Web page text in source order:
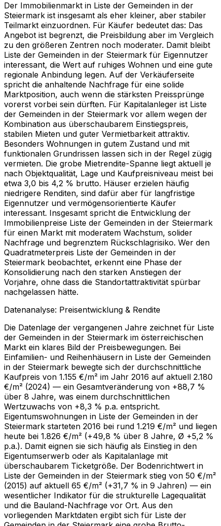
Der Immobilienmarkt in Liste der Gemeinden in der
Steiermark ist insgesamt als eher kleiner, aber stabiler
Teilmarkt einzuordnen. Für Käufer bedeutet das: Das
Angebot ist begrenzt, die Preisbildung aber im Vergleich
zu den größeren Zentren noch moderater. Damit bleibt
Liste der Gemeinden in der Steiermark für Eigennutzer
interessant, die Wert auf ruhiges Wohnen und eine gute
regionale Anbindung legen. Auf der Verkäuferseite
spricht die anhaltende Nachfrage für eine solide
Marktposition, auch wenn die stärksten Preissprünge
vorerst vorbei sein dürften. Für Kapitalanleger ist Liste
der Gemeinden in der Steiermark vor allem wegen der
Kombination aus überschaubarem Einstiegspreis,
stabilen Mieten und guter Vermietbarkeit attraktiv.
Besonders Wohnungen in gutem Zustand und mit
funktionalen Grundrissen lassen sich in der Regel zügig
vermieten. Die grobe Mietrendite-Spanne liegt aktuell je
nach Objektqualität, Lage und Kaufpreisniveau meist bei
etwa 3,0 bis 4,2 % brutto. Häuser erzielen häufig
niedrigere Renditen, sind dafür aber für langfristige
Eigennutzer und vermögensorientierte Käufer
interessant. Insgesamt spricht die Entwicklung der
Immobilienpreise Liste der Gemeinden in der Steiermark
für einen Markt mit moderatem Wachstum, solider
Nachfrage und begrenztem Rückschlagrisiko. Wer den
Quadratmeterpreis Liste der Gemeinden in der
Steiermark beobachtet, erkennt eine Phase der
Konsolidierung nach den starken Anstiegen der
Vorjahre, ohne dass die Standortattraktivität spürbar
nachgelassen hätte.
Datenanalyse: Preisentwicklung & Rendite
Die Datenlage der vergangenen Jahre zeichnet für Liste
der Gemeinden in der Steiermark im österreichischen
Markt ein klares Bild der Preisbewegungen. Bei
Einfamilien- und Reihenhäusern in Liste der Gemeinden
in der Steiermark bewegte sich der durchschnittliche
Kaufpreis von 1.155 €/m² im Jahr 2016 auf aktuell 2.180
€/m² (2024) — ein Gesamtveränderung von +88,7 %
über 8 Jahre, was einem durchschnittlichen
Wertzuwachs von +8,3 % p.a. entspricht.
Eigentumswohnungen in Liste der Gemeinden in der
Steiermark starteten 2016 bei rund 1.219 €/m² und liegen
heute bei 1.826 €/m² (+49,8 % über 8 Jahre, Ø +5,2 %
p.a.). Damit eignen sie sich häufig als Einstieg in den
Eigentumserwerb oder als Kapitalanlage mit
überschaubarem Ticketgröße. Der Bodenrichtwert in
Liste der Gemeinden in der Steiermark stieg von 50 €/m²
(2015) auf aktuell 65 €/m² (+31,7 % in 9 Jahren) — ein
wesentlicher Indikator für die strukturelle Lagequalität
und die Bauland-Nachfrage vor Ort. Aus den
vorliegenden Markt­daten ergibt sich für Liste der